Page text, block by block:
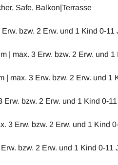
Safe, Balkon|Terrasse
bzw. 2 Erw. und 1 Kind 0-11
| max. 3 Erw. bzw. 2 Erw. und 1
| max. 3 Erw. bzw. 2 Erw. und 1
bzw. 2 Erw. und 1 Kind 0-
3 Erw. bzw. 2 Erw. und 1 Kind
bzw. 2 Erw. und 1 Kind 0-11